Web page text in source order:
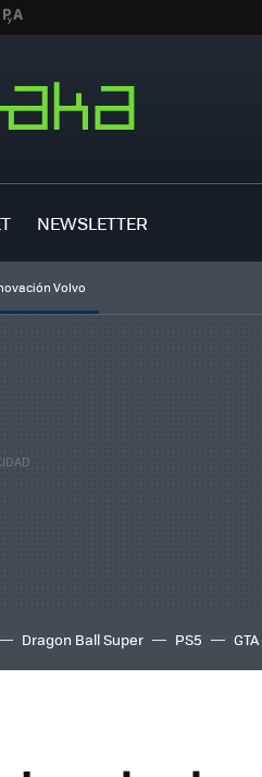
NEWSLETTER
Volvo
Dragon Ball Super PS5 GTA